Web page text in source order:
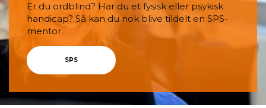
Er du ordblind? Har du et fysisk eller psykisk
handicap? Så kan du nok blive tildelt en SPS-
mentor.
SPS